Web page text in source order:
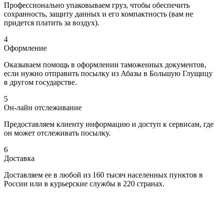
Профессионально упаковываем груз, чтобы обеспечить
сохранность, защиту данных и его компактность (вам не
придется платить за воздух).
4
Оформление
Оказываем помощь в оформлении таможенных документов,
если нужно отправить посылку из Абазы в Большую Глущицу
в другом государстве.
5
Он-лайн отслеживание
Предоставляем клиенту информацию и доступ к сервисам, где
он может отслеживать посылку.
6
Доставка
Доставляем ее в любой из 160 тысяч населенных пунктов в
России или в курьерские службы в 220 странах.